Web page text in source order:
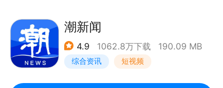
--------------------------------------
【联系我们】
若您在使用过程中，有任何问题、建议，欢迎随时通过
以下几种官方渠道反馈，我们会认真聆听每一位用户的
潮新闻
4.9 1062.8万下载 190.09 MB
综合资讯 短视频